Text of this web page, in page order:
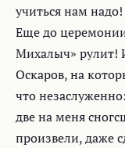
учиться нам надо!
Еще до
Михалыч» рулит!
Оскаров, на
что
две на меня
произвели, даже